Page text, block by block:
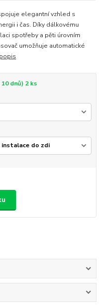
elegantní vzhled s
i čas. Díky dálkovému
spotřeby a pěti úrovním
umožňuje automatické
dnů) 2 ks